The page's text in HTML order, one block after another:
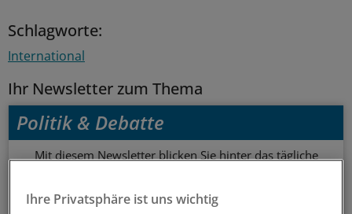
Schlagworte:
International
Ihr Newsletter zum Thema
Politik & Debatte
Mit diesem Newsletter blicken Sie hinter das tägliche
Hintergründen und einem Blick auf Themen, die die Agenda
Ihre Privatsphäre ist uns wichtig